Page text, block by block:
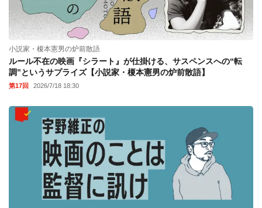
小説家・榎本憲男の炉前散語
ルール不在の映画『シラート』が仕掛ける、サスペンスへの“転
調”というサプライズ【小説家・榎本憲男の炉前散語】
第17回 2026/7/18 18:30